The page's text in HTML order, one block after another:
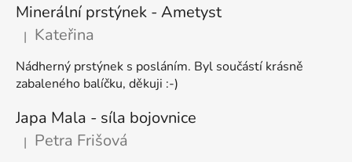
Minerální prstýnek - Ametyst
Hodnocení produktu je 5 z 5 hvězdiček.
| Kateřina
Nádherný prstýnek s posláním. Byl součástí krásně
zabaleného balíčku, děkuji :-)
Japa Mala - síla bojovnice
Hodnocení produktu je 5 z 5 hvězdiček.
| Petra Frišová